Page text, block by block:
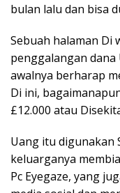
bulan lalu dan bisa
Sebuah halaman Di
penggalangan
awalnya berharap
Di ini,
£12.000 atau
Uang itu digunakan
keluarganya
Pc Eyegaze, yang